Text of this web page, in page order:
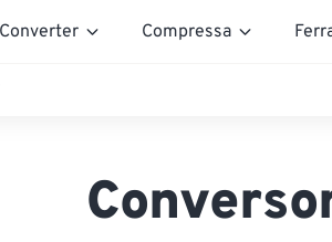
Converter Compressa